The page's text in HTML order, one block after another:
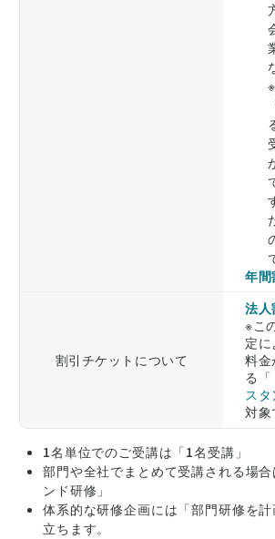
年間
割引チケットについて
法人
※こ
定
料金
る「
スタ
対象
1名単位でのご受講は「1名受講」
部門や全社でまとめて受講される場
ンド研修」
体系的な研修企画には「部門研修を
立ちます。